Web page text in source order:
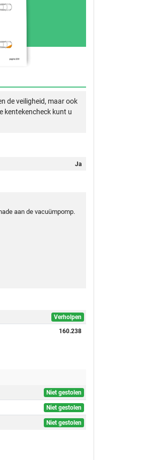
de veiligheid, maar ook
kentekencheck kunt u
Ja
aan de vacuümpomp.
Verholpen
160.238
Niet gestolen
Niet gestolen
Niet gestolen